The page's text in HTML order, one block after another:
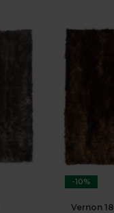
-10%
Vernon